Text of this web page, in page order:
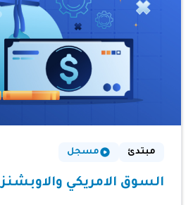
مبتدئ مسجل
السوق الامريكي والاوبشنز